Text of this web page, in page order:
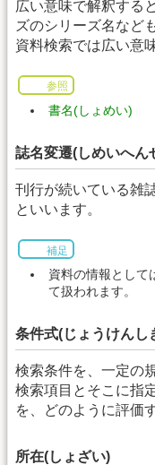
広い意味で解釈する
ズのシリーズ名など
資料検索では広い意
参照
書名(しょめい)
誌名変遷(しめいへん
刊行が続いている雑
といいます。
補足
資料の情報として
て扱われます。
条件式(じょうけんし
検索条件を、一定の
検索項目とそこに指
を、どのように評価
所在(しょざい)